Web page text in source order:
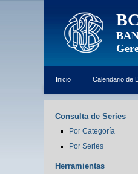
Inicio Calendario de
Consulta de Series
Por Categoría
Por Series
Herramientas